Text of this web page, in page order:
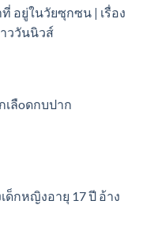
อยู่ในวัยซุกซน | เรื่อง
ววันนิวส์
ลืoดกบปาก
ด็กหญิงอายุ 17 ปี อ้าง